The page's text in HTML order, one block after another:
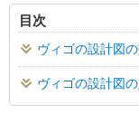
目次
ヴィゴの設計図
ヴィゴの設計図